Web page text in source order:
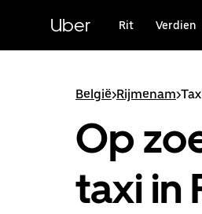
hoofdinhoudUber Rit Verdien
België>Rijmenam>
Op
taxi in